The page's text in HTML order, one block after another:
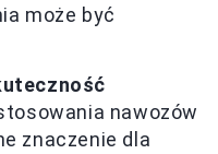
może być
nawozów
znaczenie dla